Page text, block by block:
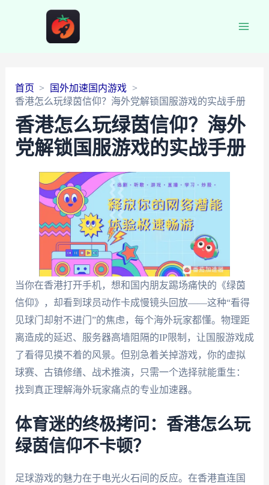
首页
国外加速国内游戏
香港怎么玩绿茵信仰？海外党解锁国服游戏的实战手册
香港怎么玩绿茵信仰？海外
党解锁国服游戏的实战手册
当你在香港打开手机，想和国内朋友踢场痛快的《绿茵
信仰》，却看到球员动作卡成慢镜头回放——这种“看得
见球门却射不进门”的焦虑，每个海外玩家都懂。物理距
离造成的延迟、服务器高墙阻隔的IP限制，让国服游戏成
了看得见摸不着的风景。但别急着关掉游戏，你的虚拟
球赛、古镇修缮、战术推演，只需一个选择就能重生：
找到真正理解海外玩家痛点的专业加速器。
体育迷的终极拷问：香港怎么玩
绿茵信仰不卡顿？
足球游戏的魅力在于电光火石间的反应。在香港直连国